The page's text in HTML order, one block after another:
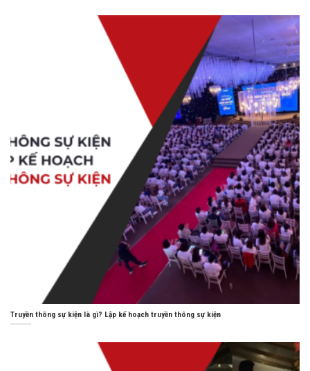
Truyền thông sự kiện là gì? Lập kế hoạch truyền thông sự kiện